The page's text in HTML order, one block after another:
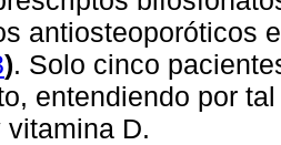
antiosteoporóticos
). Solo cinco
entendiendo por
vitamina D.